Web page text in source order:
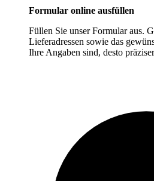
Formular online ausfüllen
Füllen Sie unser Formular aus.
Lieferadressen sowie das
Ihre Angaben sind, desto